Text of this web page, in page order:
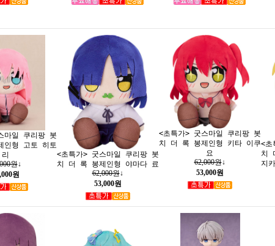
마일 쿠리팡 봇
인형 고토 히토
리
원↓
원
<초특가> 굿스마일 쿠리팡 봇
치 더 록 봉제인형 야마다 료
62,000원↓
53,000원
<초특가> 굿스마일 쿠리팡 봇
치 더 록 봉제인형 키타 이쿠
요
62,000원↓
53,000원
<초
치
지